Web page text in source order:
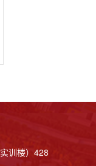
训楼）428